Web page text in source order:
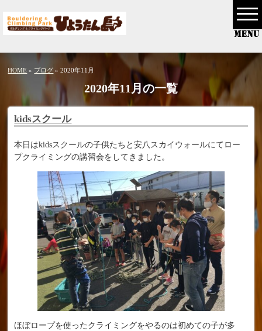
HOME » ブログ » 2020年11月
2020年11月の一覧
kidsスクール
本日はkidsスクールの子供たちと安八スカイウォールにてロー
プクライミングの講習会をしてきました。
ほぼロープを使ったクライミングをやるのは初めての子が多